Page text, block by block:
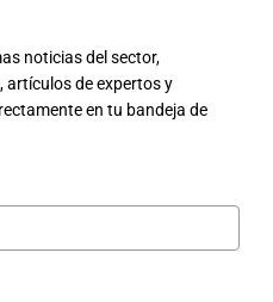
noticias del sector,
artículos de expertos y
en tu bandeja de